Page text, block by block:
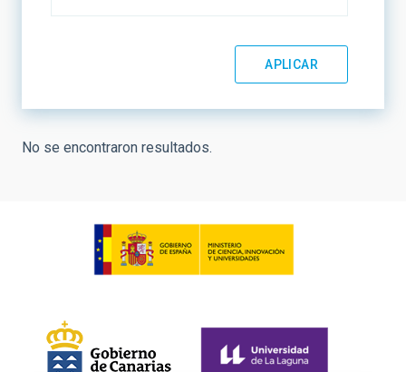
No se encontraron resultados.